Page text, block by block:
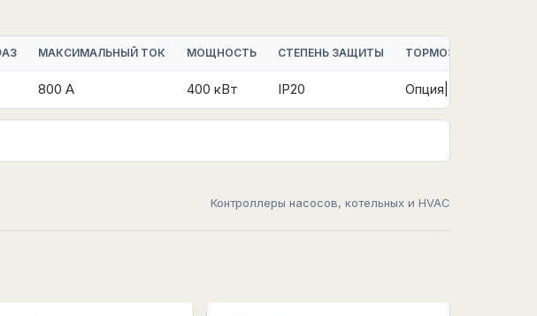
МАКСИМАЛЬНЫЙ ТОК МОЩНОСТЬ СТЕПЕНЬ ЗАЩИТЫ ТОРМОЗНОЙ МОДУЛЬ
800 А 400 кВт IP20 Опция|Встроенный
Контроллеры насосов, котельных и HVAC